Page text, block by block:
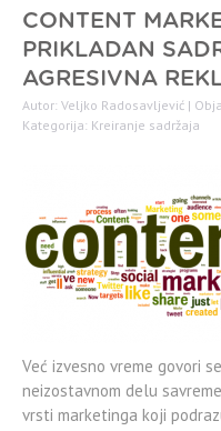
CONTENT
PRIKLADAN
AGRESIVNA
Autor: Veljko Radosavljević |
Kategorija: Kreiranje sadržaja
Već izvesno vreme govori
neizostavnom delu
vrsti marketinga koji